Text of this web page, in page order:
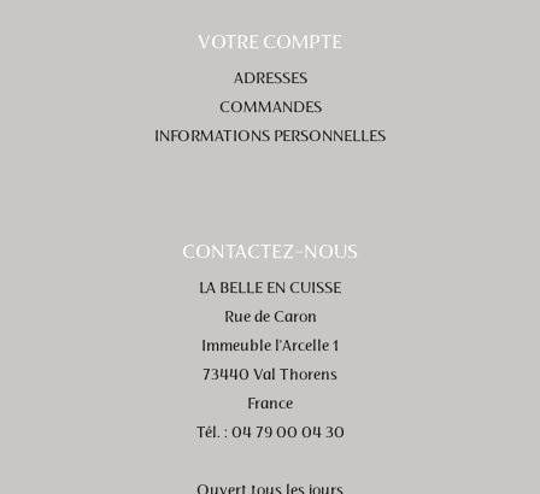
VOTRE COMPTE
ADRESSES
COMMANDES
INFORMATIONS PERSONNELLES
CONTACTEZ-NOUS
LA BELLE EN CUISSE
Rue de Caron
Immeuble l'Arcelle 1
73440 Val Thorens
France
Tél. : 04 79 00 04 30